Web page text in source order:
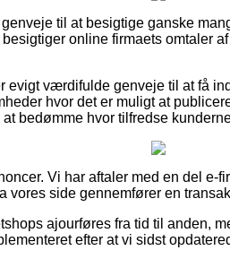
til at besigtige ganske
online firmaets omtaler
evigt værdifulde genveje til at få
hvor det er muligt at
bedømme hvor tilfredse
Vi har aftaler med en del e-
vores side gennemfører en
ajourføres fra tid til anden,
efter at vi sidst